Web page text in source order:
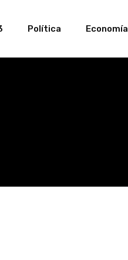
Política Economía